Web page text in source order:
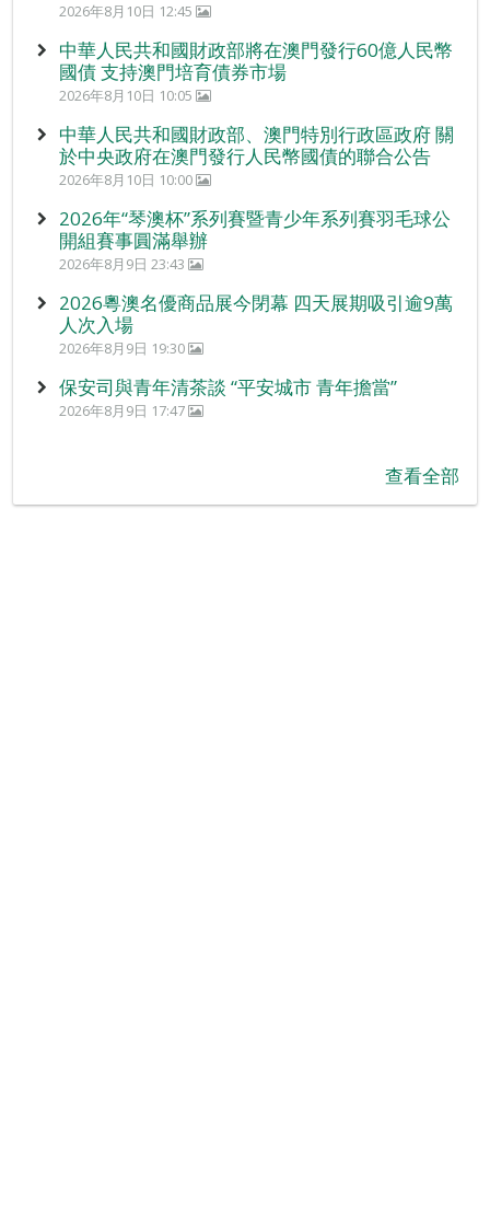
2026年8月10日 12:45
中華人民共和國財政部將在澳門發行60億人民幣
國債 支持澳門培育債券市場
2026年8月10日 10:05
中華人民共和國財政部、澳門特別行政區政府 關
於中央政府在澳門發行人民幣國債的聯合公告
2026年8月10日 10:00
2026年“琴澳杯”系列賽暨青少年系列賽羽毛球公
開組賽事圓滿舉辦
2026年8月9日 23:43
2026粵澳名優商品展今閉幕 四天展期吸引逾9萬
人次入場
2026年8月9日 19:30
保安司與青年清茶談 “平安城市 青年擔當”
2026年8月9日 17:47
查看全部